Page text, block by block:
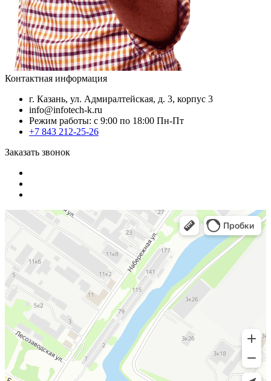
Контактная информация
г. Казань, ул. Адмиралтейская, д. 3, корпус 3
info@infotech-k.ru
Режим работы: с 9:00 по 18:00 Пн-Пт
+7 843 212-25-26
Заказать звонок